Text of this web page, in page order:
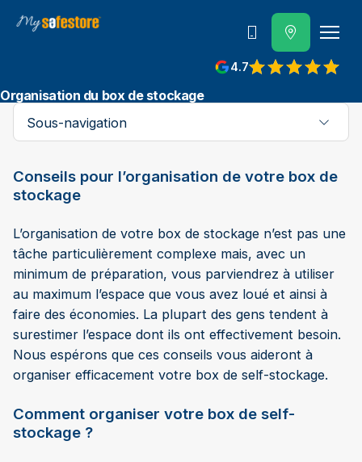
4.7
Contactez-nous
Organisation du box de stockage
Sous-navigation
Conseils pour l’organisation de votre box de
stockage
L’organisation de votre box de stockage n’est pas une
tâche particulièrement complexe mais, avec un
minimum de préparation, vous parviendrez à utiliser
au maximum l’espace que vous avez loué et ainsi à
faire des économies. La plupart des gens tendent à
surestimer l’espace dont ils ont effectivement besoin.
Nous espérons que ces conseils vous aideront à
organiser efficacement votre box de self-stockage.
Comment organiser votre box de self-
stockage ?